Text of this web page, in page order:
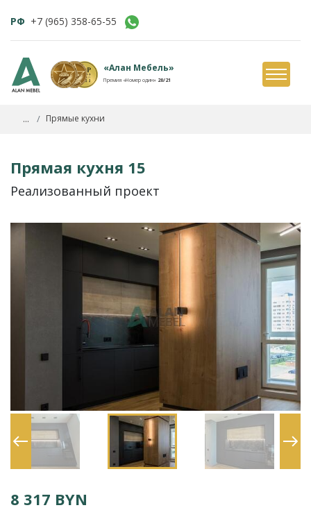
РФ +7 (965) 358-65-55
«Алан Мебель»
Премия «Номер один» 20/21
... Прямые кухни
Прямая кухня 15
Реализованный проект
8 317 BYN